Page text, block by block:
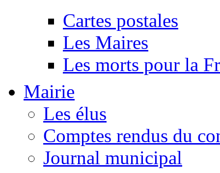
Cartes postales
Les Maires
Les morts pour la
Mairie
Les élus
Comptes rendus du
Journal municipal